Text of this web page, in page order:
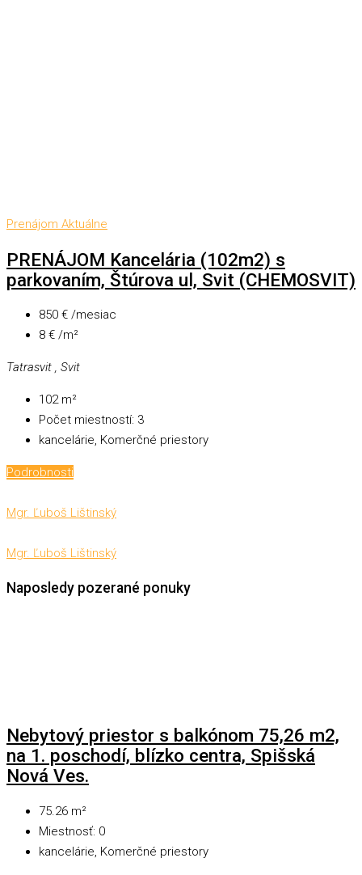
Prenájom Aktuálne
PRENÁJOM Kancelária (102m2) s
parkovaním, Štúrova ul, Svit (CHEMOSVIT)
850 € /mesiac
8 € /m²
Tatrasvit , Svit
102 m²
Počet miestností: 3
kancelárie, Komerčné priestory
Podrobnosti
Mgr. Ľuboš Lištinský
Mgr. Ľuboš Lištinský
Naposledy pozerané ponuky
Nebytový priestor s balkónom 75,26 m2,
na 1. poschodí, blízko centra, Spišská
Nová Ves.
75.26 m²
Miestnosť: 0
kancelárie, Komerčné priestory